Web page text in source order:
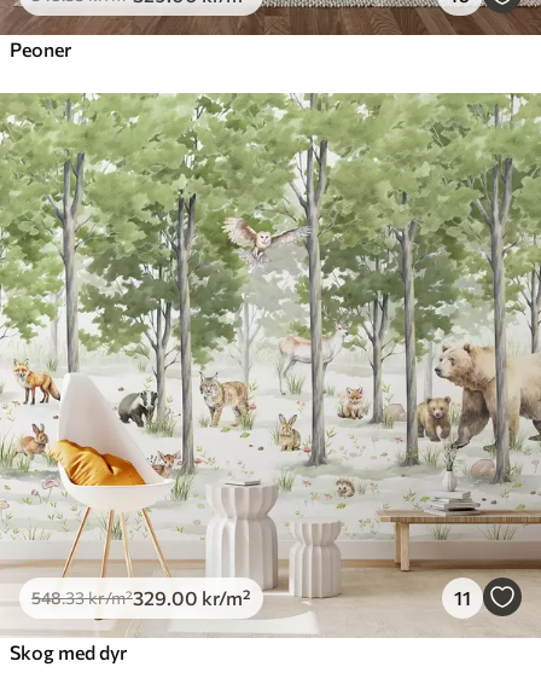
Peoner
548.33kr/m²329 .00 kr/m² 11
Skog med dyr